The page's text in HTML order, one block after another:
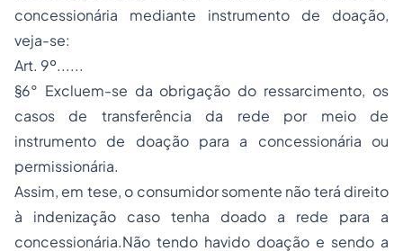
concessionária mediante instrumento de doação,
veja-se:
Art. 9º......
§6° Excluem-se da obrigação do ressarcimento, os
casos de transferência da rede por meio de
instrumento de doação para a concessionária ou
permissionária.
Assim, em tese, o consumidor somente não terá direito
à indenização caso tenha doado a rede para a
concessionária.Não tendo havido doação e sendo a